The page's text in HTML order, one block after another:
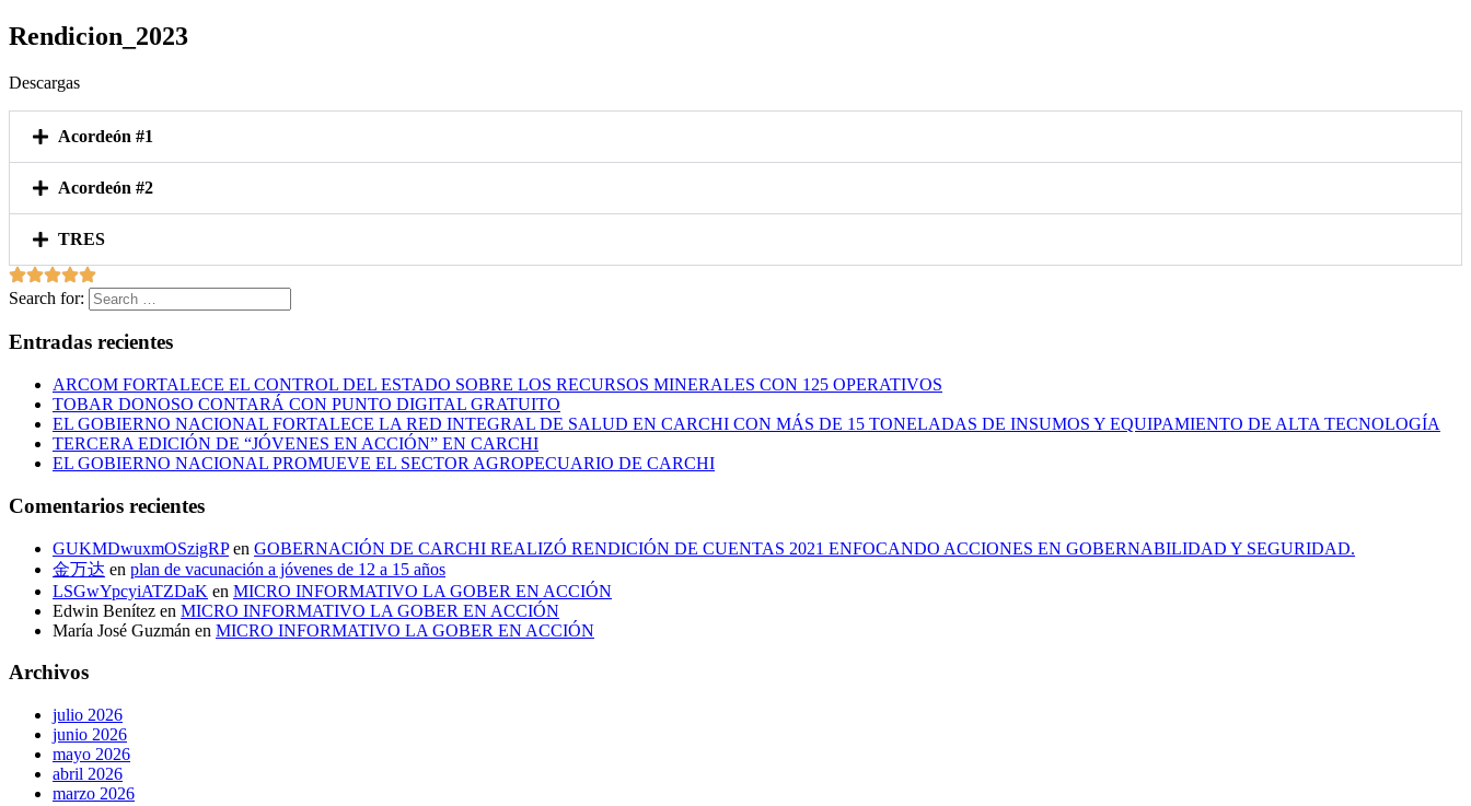
Rendicion_2023
Descargas
Acordeón #1
Acordeón #2
TRES
Search for:
Entradas recientes
ARCOM FORTALECE EL CONTROL DEL ESTADO SOBRE LOS RECURSOS MINERALES CON 125 OPERATIVOS
TOBAR DONOSO CONTARÁ CON PUNTO DIGITAL GRATUITO
EL GOBIERNO NACIONAL FORTALECE LA RED INTEGRAL DE SALUD EN CARCHI CON MÁS DE 15 TONELADAS DE INSUMOS Y EQUIPAMIENTO DE ALTA TECNOLOGÍA
TERCERA EDICIÓN DE “JÓVENES EN ACCIÓN” EN CARCHI
EL GOBIERNO NACIONAL PROMUEVE EL SECTOR AGROPECUARIO DE CARCHI
Comentarios recientes
GUKMDwuxmOSzigRPen GOBERNACIÓN DE CARCHI REALIZÓ RENDICIÓN DE CUENTAS 2021 ENFOCANDO ACCIONES EN GOBERNABILIDAD Y SEGURIDAD.
金万达 en plan de vacunación a jóvenes de 12 a 15 años
LSGwYpcyiATZDaK en MICRO INFORMATIVO LA GOBER EN ACCIÓN
Edwin Benítez en MICRO INFORMATIVO LA GOBER EN ACCIÓN
María José Guzmán en MICRO INFORMATIVO LA GOBER EN ACCIÓN
Archivos
julio 2026
junio 2026
mayo 2026
abril 2026
marzo 2026